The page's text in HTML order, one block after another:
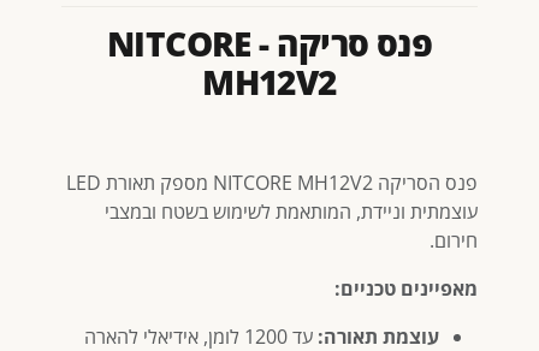
פנס סריקה - NITCORE
MH12V2
פנס הסריקה NITCORE MH12V2 מספק תאורת LED
עוצמתית וניידת, המותאמת לשימוש בשטח ובמצבי
חירום.
מאפיינים טכניים:
עוצמת תאורה:
עד 1200 לומן, אידיאלי להארה